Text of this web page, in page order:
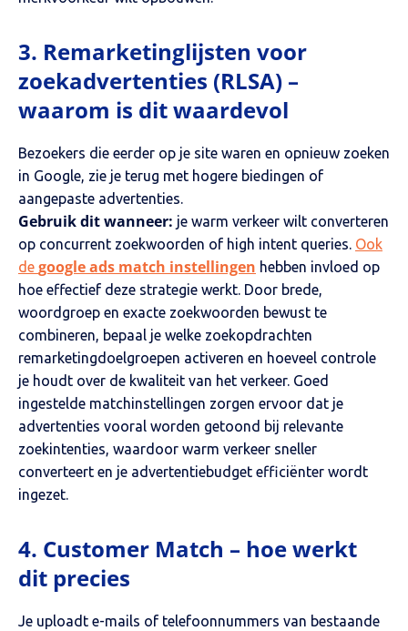
3. Remarketinglijsten voor
zoekadvertenties (RLSA) –
waarom is dit waardevol
Bezoekers die eerder op je site waren en opnieuw zoeken
in Google, zie je terug met hogere biedingen of
aangepaste advertenties.
Gebruik dit wanneer: je warm verkeer wilt converteren
op concurrent zoekwoorden of high intent queries. Ook
de google ads match instellingen hebben invloed op
hoe effectief deze strategie werkt. Door brede,
woordgroep en exacte zoekwoorden bewust te
combineren, bepaal je welke zoekopdrachten
remarketingdoelgroepen activeren en hoeveel controle
je houdt over de kwaliteit van het verkeer. Goed
ingestelde matchinstellingen zorgen ervoor dat je
advertenties vooral worden getoond bij relevante
zoekintenties, waardoor warm verkeer sneller
converteert en je advertentiebudget efficiënter wordt
ingezet.
4. Customer Match – hoe werkt
dit precies
Je uploadt e-mails of telefoonnummers van bestaande